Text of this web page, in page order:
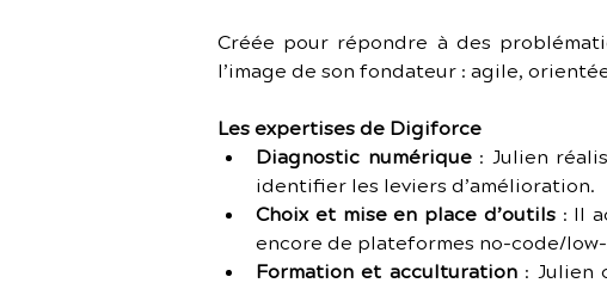
Créée pour répondre à des
l’image de son fondateur : agile,
Les expertises de Digiforce
Diagnostic numérique : Julien
identifier les leviers d’amélioration.
Choix et mise en place d’outils : Il
encore de plateformes no-code/
Formation et acculturation : Julien